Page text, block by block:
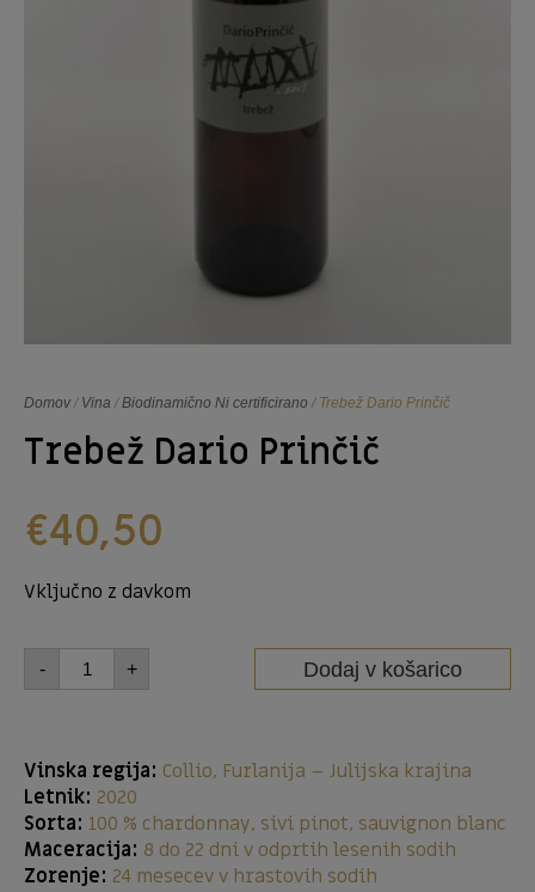
Domov/ Vina /Biodinamično Ni certificirano / Trebež Dario Prinčič
Trebež Dario Prinčič
€40,50
Vključno z davkom
- + Dodaj v košarico
Vinska regija: Collio, Furlanija – Julijska krajina
Letnik: 2020
Sorta: 100 % chardonnay, sivi pinot, sauvignon blanc
Maceracija: 8 do 22 dni v odprtih lesenih sodih
Zorenje: 24 mesecev v hrastovih sodih